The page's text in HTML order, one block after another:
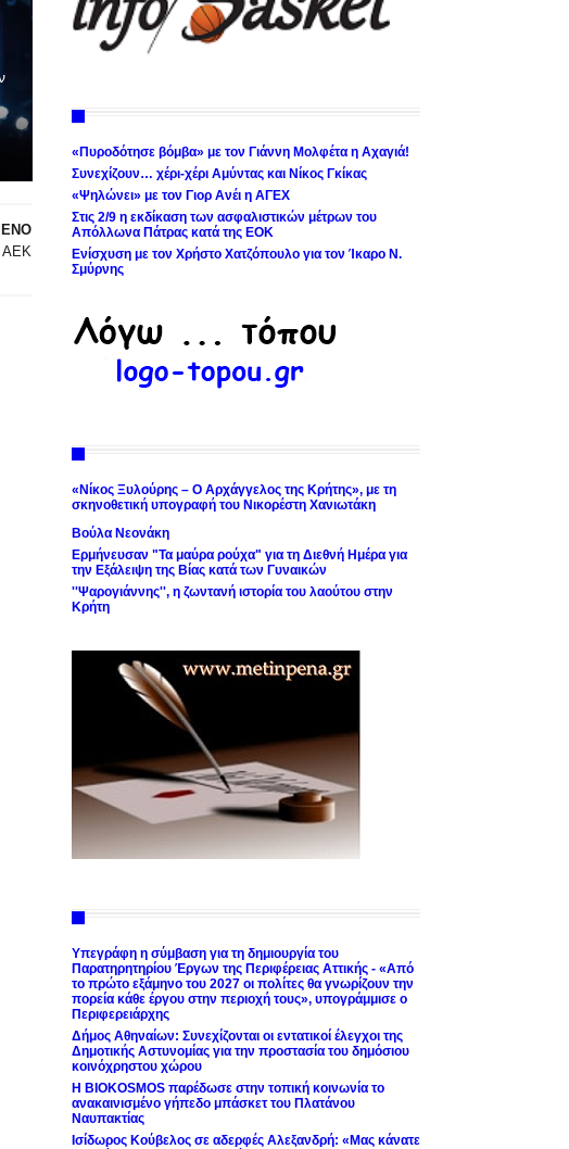
ΑΕΚ
«Πυροδότησε βόμβα» με τον Γιάννη Μολφέτα η Αχαγιά!
Συνεχίζουν… χέρι-χέρι Αμύντας και Νίκος Γκίκας
«Ψηλώνει» με τον Γιορ Ανέι η ΑΓΕΧ
Στις 2/9 η εκδίκαση των ασφαλιστικών μέτρων του
Απόλλωνα Πάτρας κατά της ΕΟΚ
Ενίσχυση με τον Χρήστο Χατζόπουλο για τον Ίκαρο Ν.
Σμύρνης
«Νίκος Ξυλούρης – Ο Αρχάγγελος της Κρήτης», με τη
σκηνοθετική υπογραφή του Νικορέστη Χανιωτάκη
Βούλα Νεονάκη
Ερμήνευσαν "Τα μαύρα ρούχα" για τη Διεθνή Ημέρα για
την Εξάλειψη της Βίας κατά των Γυναικών
''Ψαρογιάννης'', η ζωντανή ιστορία του λαούτου στην
Κρήτη
Υπεγράφη η σύμβαση για τη δημιουργία του
Παρατηρητηρίου Έργων της Περιφέρειας Αττικής - «Από
το πρώτο εξάμηνο του 2027 οι πολίτες θα γνωρίζουν την
πορεία κάθε έργου στην περιοχή τους», υπογράμμισε ο
Περιφερειάρχης
Δήμος Αθηναίων: Συνεχίζονται οι εντατικοί έλεγχοι της
Δημοτικής Αστυνομίας για την προστασία του δημόσιου
κοινόχρηστου χώρου
Η BIOKOSMOS παρέδωσε στην τοπική κοινωνία το
ανακαινισμένο γήπεδο μπάσκετ του Πλατάνου
Ναυπακτίας
Ισίδωρος Κούβελος σε αδερφές Αλεξανδρή: «Μας κάνατε